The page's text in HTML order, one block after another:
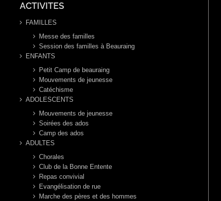
ACTIVITES
FAMILLES
Messe des familles
Session des familles à Beauraing
ENFANTS
Petit Camp de beauraing
Mouvements de jeunesse
Catéchisme
ADOLESCENTS
Mouvements de jeunesse
Soirées des ados
Camp des ados
ADULTES
Chorales
Club de la Bonne Entente
Repas convivial
Evangélisation de rue
Marche des pères et des hommes